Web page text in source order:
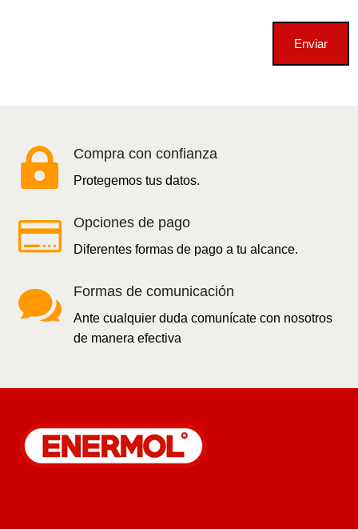
Enviar
 Compra con confianza
Protegemos tus datos.
 Opciones de pago
Diferentes formas de pago a tu alcance.
 Formas de comunicación
Ante cualquier duda comunícate con nosotros
de manera efectiva